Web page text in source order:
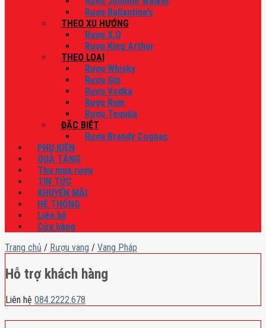
Rượu Ballantine’s
THEO XU HƯỚNG
Rượu X.O
Rượu King Arthur
THEO LOẠI
Rượu Whisky
Rượu Gin
Rượu Vodka
Rượu Rum
Rượu Tequila
ĐẶC BIỆT
Rượu Brandy Cognac
PHỤ KIỆN
QUÀ TẶNG
Thu mua rượu
TIN TỨC
KHUYẾN MÃI
HỆ THỐNG
Liên hệ
Cửa hàng
Trang chủ / Rượu vang / Vang Pháp
Hỗ trợ khách hàng
Liên hệ 084.2222.678